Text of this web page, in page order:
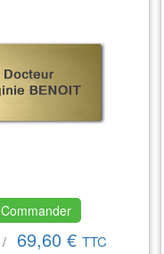
Commander
/ 69,60 € TTC